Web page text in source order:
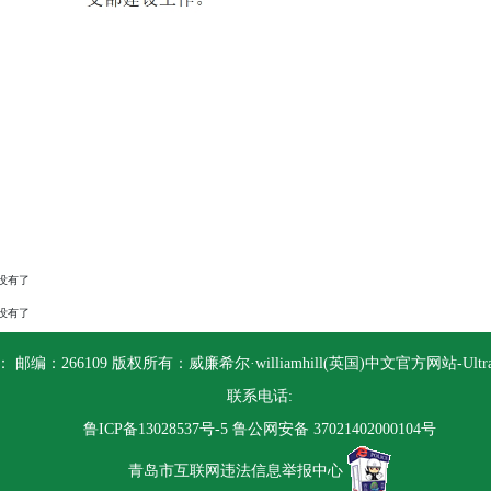
有了
有了
邮编：266109 版权所有：威廉希尔·williamhill(英国)中文官方网站-
联系电话:
鲁ICP备13028537号-5 鲁公网安备 37021402000104号
青岛市互联网违法信息举报中心